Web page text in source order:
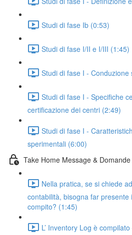
Studi di fase Ib (0:53)
Studi di fase I/II e I/III (1:45)
Studi di fase I -
Studi di fase I - Specifiche
certificazione dei centri (2:49)
Studi di fase I -
sperimentali (6:00)
Take Home Message &
Nella pratica, se si chiede
contabilità, bisogna far
compito? (1:45)
L’ Inventory Log è